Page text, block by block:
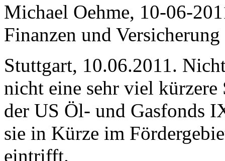
Michael Oehme, 10-06-
Finanzen und Versicherung
Stuttgart, 10.06.2011.
nicht eine sehr viel
der US Öl- und Gasfonds
sie in Kürze im
eintrifft.